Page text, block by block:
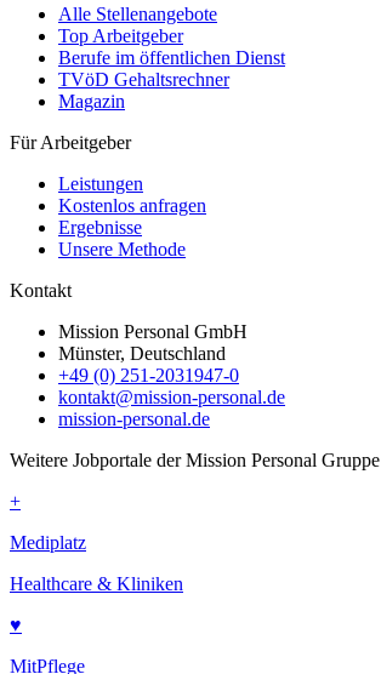
Alle Stellenangebote
Top Arbeitgeber
Berufe im öffentlichen Dienst
TVöD Gehaltsrechner
Magazin
Für Arbeitgeber
Leistungen
Kostenlos anfragen
Ergebnisse
Unsere Methode
Kontakt
Mission Personal GmbH
Münster, Deutschland
+49 (0) 251-2031947-0
kontakt@mission-personal.de
mission-personal.de
Weitere Jobportale der Mission Personal Gruppe
+
Mediplatz
Healthcare & Kliniken
♥
MitPflege